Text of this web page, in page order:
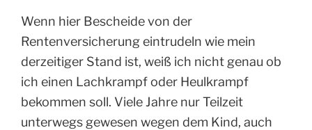
Wenn hier Bescheide von der
Rentenversicherung eintrudeln wie mein
derzeitiger Stand ist, weiß ich nicht genau ob
ich einen Lachkrampf oder Heulkrampf
bekommen soll. Viele Jahre nur Teilzeit
unterwegs gewesen wegen dem Kind, auch